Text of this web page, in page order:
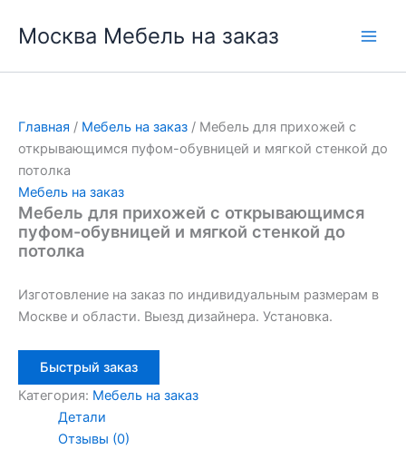
Москва Мебель на заказ
Главная / Мебель на заказ / Мебель для прихожей с
открывающимся пуфом-обувницей и мягкой стенкой до
потолка
Мебель на заказ
Мебель для прихожей с открывающимся
пуфом-обувницей и мягкой стенкой до
потолка
Изготовление на заказ по индивидуальным размерам в
Москве и области. Выезд дизайнера. Установка.
Быстрый заказ
Категория: Мебель на заказ
Детали
Отзывы (0)